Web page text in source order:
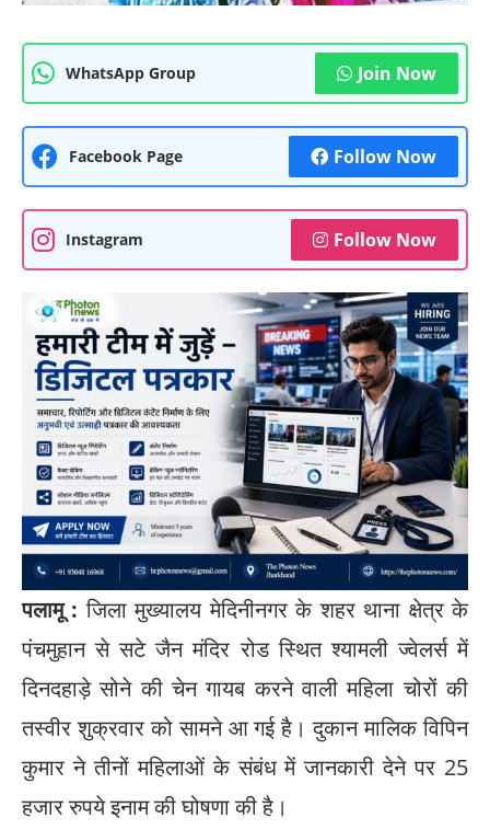
WhatsApp Group Join Now
Facebook Page Follow Now
Instagram Follow Now
पलामू : जिला मुख्यालय मेदिनीनगर के शहर थाना क्षेत्र के
पंचमुहान से सटे जैन मंदिर रोड स्थित श्यामली ज्वेलर्स में
दिनदहाड़े सोने की चेन गायब करने वाली महिला चोरों की
तस्वीर शुक्रवार को सामने आ गई है। दुकान मालिक विपिन
कुमार ने तीनों महिलाओं के संबंध में जानकारी देने पर 25
हजार रुपये इनाम की घोषणा की है।